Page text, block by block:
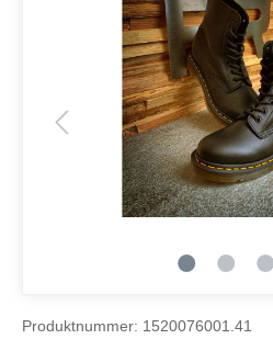
Produktnummer: 1520076001.41